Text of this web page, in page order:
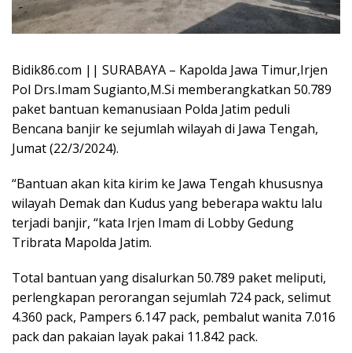
Bidik86.com || SURABAYA – Kapolda Jawa Timur,Irjen
Pol Drs.Imam Sugianto,M.Si memberangkatkan 50.789
paket bantuan kemanusiaan Polda Jatim peduli
Bencana banjir ke sejumlah wilayah di Jawa Tengah,
Jumat (22/3/2024).
“Bantuan akan kita kirim ke Jawa Tengah khususnya
wilayah Demak dan Kudus yang beberapa waktu lalu
terjadi banjir, “kata Irjen Imam di Lobby Gedung
Tribrata Mapolda Jatim.
Total bantuan yang disalurkan 50.789 paket meliputi,
perlengkapan perorangan sejumlah 724 pack, selimut
4.360 pack, Pampers 6.147 pack, pembalut wanita 7.016
pack dan pakaian layak pakai 11.842 pack.